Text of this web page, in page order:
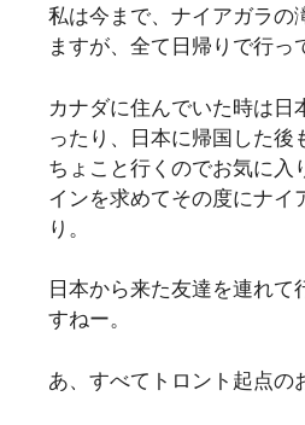
私は今まで、ナイアガラの
ますが、全て日帰りで行っ
カナダに住んでいた時は日
ったり、日本に帰国した後
ちょこと行くのでお気に入
インを求めてその度にナイ
り。
日本から来た友達を連れて
すねー。
あ、すべてトロント起点の